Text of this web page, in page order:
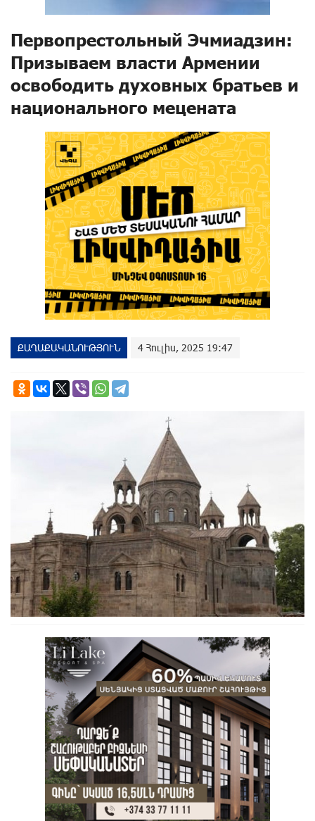
Первопрестольный Эчмиадзин:
Призываем власти Армении
освободить духовных братьев и
национального мецената
ՔԱՂԱՔԱԿԱՆՈՒԹՅՈՒՆ 4 Հուլիս, 2025 19:47